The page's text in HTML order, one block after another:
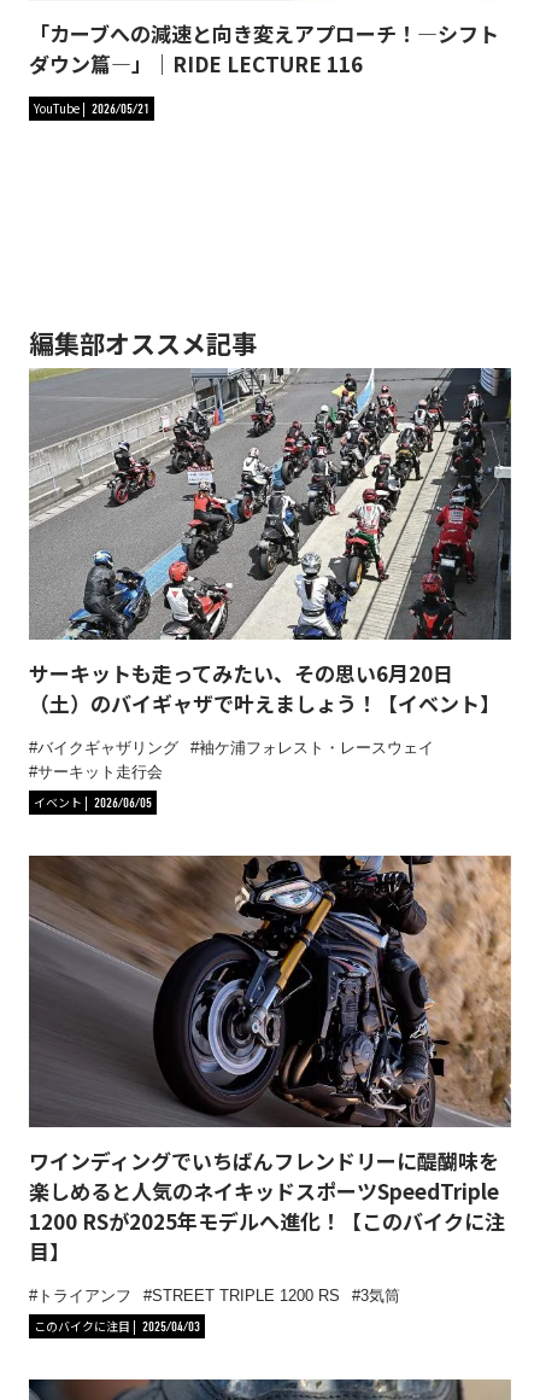
「カーブへの減速と向き変えアプローチ！―シフト
ダウン篇―」｜RIDE LECTURE 116
YouTube 2026/05/21
編集部オススメ記事
サーキットも走ってみたい、その思い6月20日
（土）のバイギャザで叶えましょう！【イベント】
バイクギャザリング
袖ケ浦フォレスト・レースウェイ
サーキット走行会
イベント
2026/06/05
ワインディングでいちばんフレンドリーに醍醐味を
楽しめると人気のネイキッドスポーツSpeedTriple
1200 RSが2025年モデルへ進化！【このバイクに注
目】
トライアンフ STREET TRIPLE 1200 RS
3気筒
このバイクに注目
2025/04/03